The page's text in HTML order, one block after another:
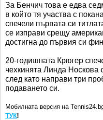
За Бенчич това е едва
в който тя участва с
спечели първата си
се изправи срещу
достигна до първия си
20-годишната Крюгер
чехкинята Линда Носкова
след като направи три
подаването си.
Мобилната версия на
ТУК!